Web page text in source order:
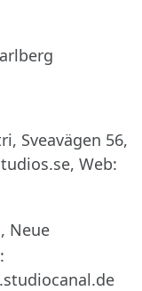
Sveavägen 56,
Web:
Neue